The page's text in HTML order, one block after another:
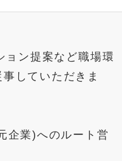
ョン提案など職場環
していただきま
企業)へのルート営